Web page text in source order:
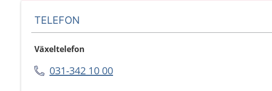
TELEFON
Växeltelefon
031-342 10 00